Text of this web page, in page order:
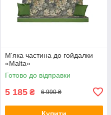
М'яка частина до гойдалки
«Malta»
Готово до відправки
5 185 ₴ 6 990 ₴